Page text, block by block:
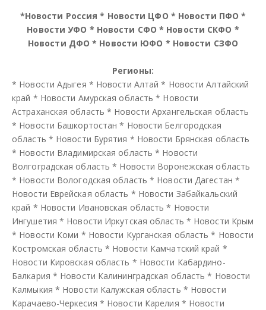
*Новости Россия * Новости ЦФО * Новости ПФО *
Новости УФО * Новости СФО * Новости СКФО *
Новости ДФО * Новости ЮФО * Новости СЗФО
Регионы:
* Новости Адыгея * Новости Алтай * Новости Алтайский
край * Новости Амурская область * Новости
Астраханская область * Новости Архангельская область
* Новости Башкортостан * Новости Белгородская
область * Новости Бурятия * Новости Брянская область
* Новости Владимирская область * Новости
Волгоградская область * Новости Воронежская область
* Новости Вологодская область * Новости Дагестан *
Новости Еврейская область * Новости Забайкальский
край * Новости Ивановская область * Новости
Ингушетия * Новости Иркутская область * Новости Крым
* Новости Коми * Новости Курганская область * Новости
Костромская область * Новости Камчатский край *
Новости Кировская область * Новости Кабардино-
Балкария * Новости Калининградская область * Новости
Калмыкия * Новости Калужская область * Новости
Карачаево-Черкесия * Новости Карелия * Новости